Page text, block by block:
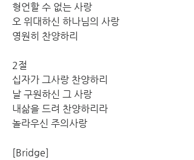
형언할 수 없는 사랑
오 위대하신 하나님의 사랑
영원히 찬양하리
2절
십자가 그사랑 찬양하리
날 구원하신 그 사랑
내삶을 드려 찬양하리라
놀라우신 주의사랑
[Bridge]